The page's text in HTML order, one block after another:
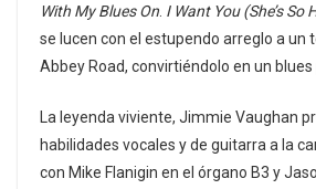
With My Blues On I Want You (She’s So
se lucen con el estupendo arreglo a un
Abbey Road, convirtiéndolo en un blues
La leyenda viviente, Jimmie Vaughan
habilidades vocales y de guitarra a la
con Mike Flanigin en el órgano B3 y